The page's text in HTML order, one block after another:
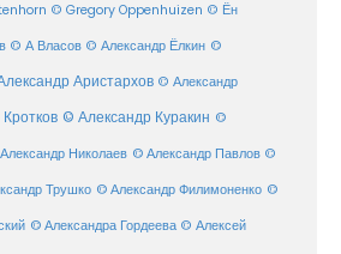
© Gregory Oppenhuizen © Ён
© А Власов © Александр Ёлкин ©
Аристархов © Александр
© Александр Куракин ©
Николаев © Александр Павлов ©
Трушко © Александр Филимоненко ©
© Александра Гордеева © Алексей